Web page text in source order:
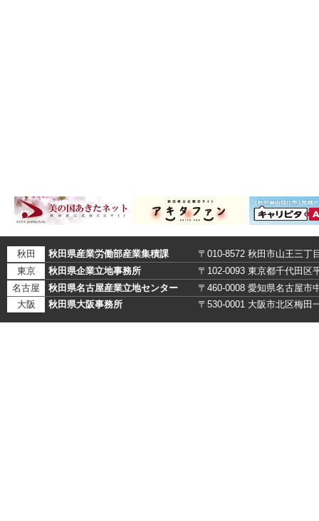
秋田 秋田県産業労働部産業集積課
〒010-8572 秋田市山王三丁
東京
秋田県企業立地事務所
〒102-0093 東京都千代田区
名古屋
秋田県名古屋産業立地センター
〒460-0008 愛知県名古屋市
大阪
秋田県大阪事務所 〒530-0001 大阪市北区梅田